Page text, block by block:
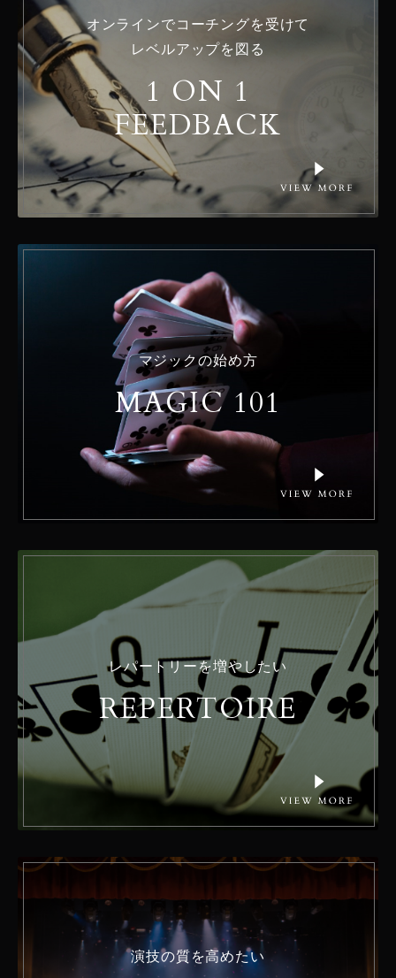
オンラインでコーチングを受けて
レベルアップを図る
1 ON 1
FEEDBACK
マジックの始め方
MAGIC 101
レパートリーを増やしたい
REPERTOIRE
演技の質を高めたい